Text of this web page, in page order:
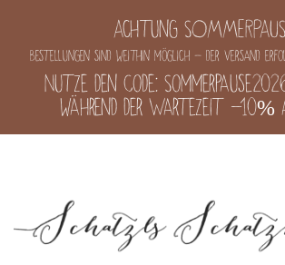
Achtung
Bestellungen sind weithin möglich - der Versand
Nutze den Code:
während der Wartezeit -10%